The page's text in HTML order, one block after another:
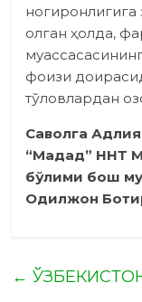
ногиронлигига
олган ҳолда,
фоизи
тўловлардан
СаволгаАдлия
“Мадад” ННТ
бўлими бош
Одилжон
←